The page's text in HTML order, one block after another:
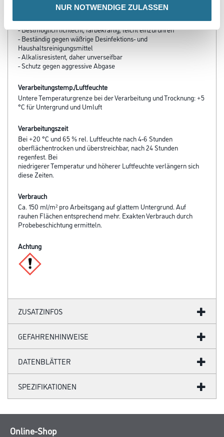
NUR NOTWENDIGE ZULASSEN
nach DIN EN 1062
- Gut wasserdampfdurchlässig, Klasse „mittlere Wasserdampf­
diffusion“ nach DIN EN 1062
- Bestmöglich lichtecht, färbekräftig, leicht einzurühren
- Beständig gegen wäßrige Desinfektions- und
Haushaltsreinigungsmittel
- Alkalisresistent, daher unverseifbar
- Schutz gegen aggressive Abgase
Verarbeitungstemp./Luftfeuchte
Untere Temperaturgrenze bei der Verarbeitung und Trocknung: +5
°C für Untergrund und Umluft
Verarbeitungszeit
Bei +20 °C und 65 % rel. Luftfeuchte nach 4-6 Stunden
oberflächentrocken und überstreichbar, nach 24 Stunden
regenfest. Bei
niedrigerer Temperatur und höherer Luftfeuchte verlängern sich
diese Zeiten.
Verbrauch
Ca. 150 ml/m² pro Arbeitsgang auf glattem Untergrund. Auf
rauhen Flächen entsprechend mehr. Exakten Verbrauch durch
Probebeschichtung ermitteln.
Achtung
ZUSATZINFOS
GEFAHRENHINWEISE
DATENBLÄTTER
SPEZIFIKATIONEN
Online-Shop